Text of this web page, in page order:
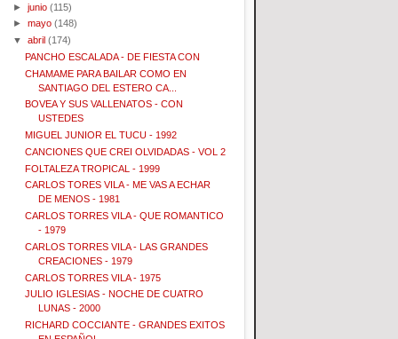
►junio (115)
►mayo (148)
▼abril (174)
PANCHO ESCALADA - DE FIESTA CON
CHAMAME PARA BAILAR COMO EN
SANTIAGO DEL ESTERO CA...
BOVEA Y SUS VALLENATOS - CON
USTEDES
MIGUEL JUNIOR EL TUCU - 1992
CANCIONES QUE CREI OLVIDADAS - VOL 2
FOLTALEZA TROPICAL - 1999
CARLOS TORES VILA - ME VAS A ECHAR
DE MENOS - 1981
CARLOS TORRES VILA - QUE ROMANTICO
- 1979
CARLOS TORRES VILA - LAS GRANDES
CREACIONES - 1979
CARLOS TORRES VILA - 1975
JULIO IGLESIAS - NOCHE DE CUATRO
LUNAS - 2000
RICHARD COCCIANTE - GRANDES EXITOS